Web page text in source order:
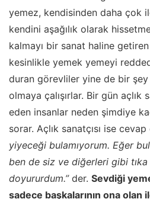
yemez, kendisinden daha çok
kendini aşağılık olarak
kalmayı bir sanat haline getiren
kesinlikle yemek yemeyi
duran görevliler yine de bir
olmaya çalışırlar. Bir gün açlık
eden insanlar neden şimdiye
sorar. Açlık sanatçısı ise
yiyeceği bulamıyorum. Eğer
ben de siz ve diğerleri gibi tıka
doyururdum.”der. Sevdiği
sadece başkalarının ona olan